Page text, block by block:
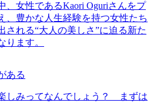
、女性であるKaori Oguriさんをプ
、豊かな人生経験を持つ女性たち
される“大人の美しさ”に迫る新た
ります。
ある
しみってなんでしょう？ まずは